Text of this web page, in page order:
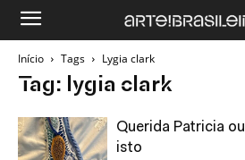
Início Tags Lygia clark
Tag: lygia clark
Querida Patricia
isto